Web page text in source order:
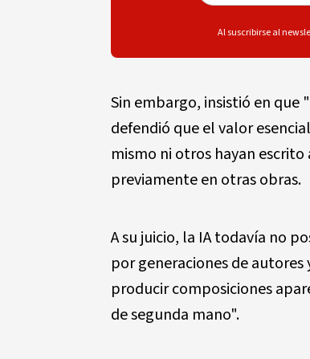
Al suscribirse al
Sin embargo, insistió en
defendió que el valor
mismo ni otros hayan
previamente en otras obras.
A su juicio, la IA todavía no
por generaciones de
producir composiciones
de segunda mano".